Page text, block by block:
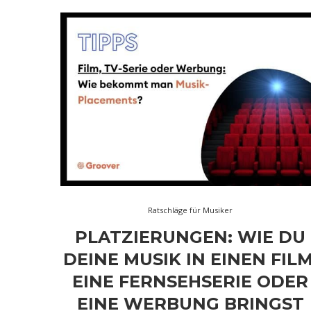
Ratschläge für Musiker
PLATZIERUNGEN: WIE DU
DEINE MUSIK IN EINEN
EINE FERNSEHSERIE ODER
EINE WERBUNG BRINGST